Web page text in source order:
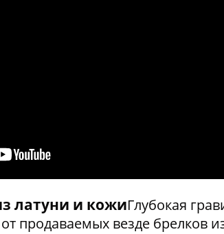
латуни и кожиГлубокая
продаваемых везде брелков